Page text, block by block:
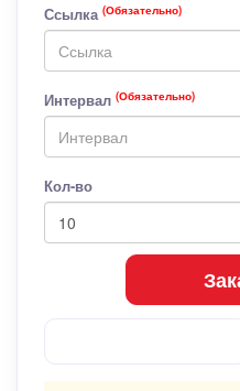
Ссылка (Обязательно)
Интервал (Обязательно)
Кол-во